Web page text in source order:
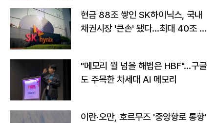
현금 88조 쌓인 SK하이닉스, 국내
채권시장 '큰손' 됐다…최대 40조 투
"메모리 월 넘을 해법은 HBF"…구글
도 주목한 차세대 AI 메모리
이란·오만, 호르무즈 '중앙항로 통항'